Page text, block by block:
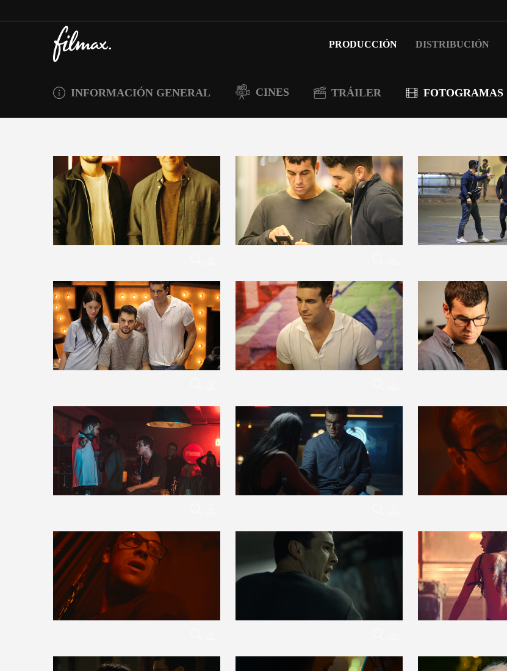
PRODUCCIÓN DISTRIBUCIÓN
INFORMACIÓN GENERAL CINES TRÁILER FOTOGRAMAS